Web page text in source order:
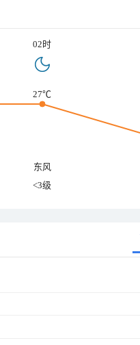
02时
27℃
东风
<3级